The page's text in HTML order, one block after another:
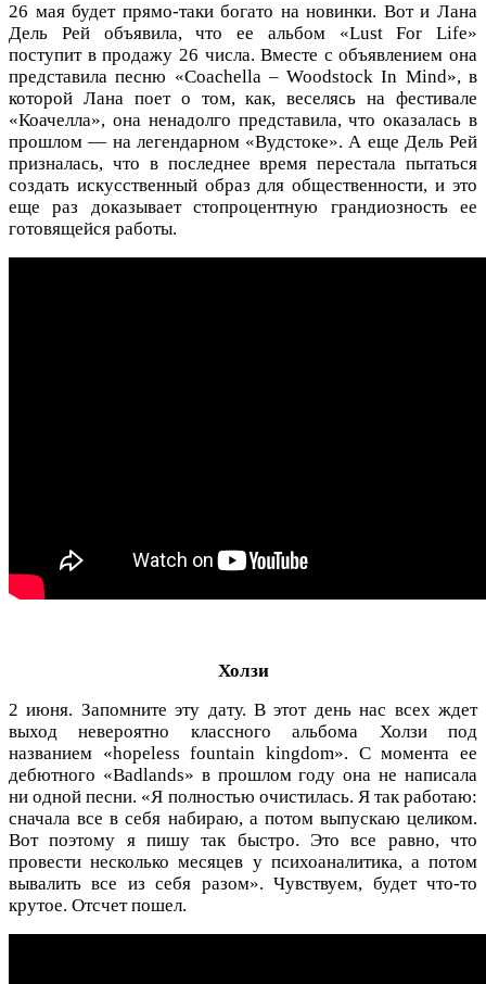
26 мая будет прямо-таки богато на новинки. Вот и Лана
Дель Рей объявила, что ее альбом «Lust For Life»
поступит в продажу 26 числа. Вместе с объявлением она
представила песню «Coachella – Woodstock In Mind», в
которой Лана поет о том, как, веселясь на фестивале
«Коачелла», она ненадолго представила, что оказалась в
прошлом — на легендарном «Вудстоке». А еще Дель Рей
призналась, что в последнее время перестала пытаться
создать искусственный образ для общественности, и это
еще раз доказывает стопроцентную грандиозность ее
готовящейся работы.
Холзи
2 июня. Запомните эту дату. В этот день нас всех ждет
выход невероятно классного альбома Холзи под
названием «hopeless fountain kingdom». С момента ее
дебютного «Badlands» в прошлом году она не написала
ни одной песни. «Я полностью очистилась. Я так работаю:
сначала все в себя набираю, а потом выпускаю целиком.
Вот поэтому я пишу так быстро. Это все равно, что
провести несколько месяцев у психоаналитика, а потом
вывалить все из себя разом». Чувствуем, будет что-то
крутое. Отсчет пошел.